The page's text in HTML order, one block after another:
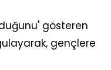
gösteren
gençlere